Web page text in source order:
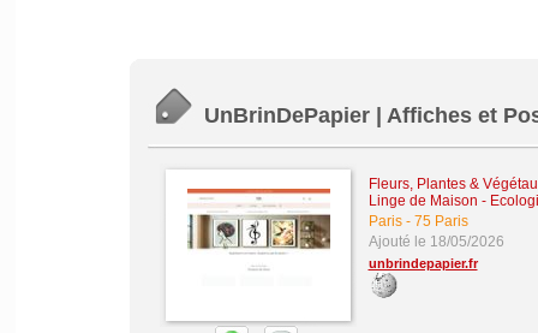
UnBrinDePapier | Affiches et
Fleurs, Plantes &
Linge de Maison -
Paris- 75 Paris
Ajouté le 18/05/2026
unbrindepapier.fr